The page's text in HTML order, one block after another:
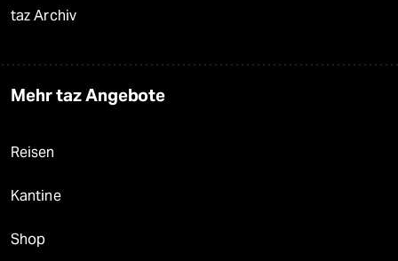
taz Archiv
Mehr taz Angebote
Reisen
Kantine
Shop